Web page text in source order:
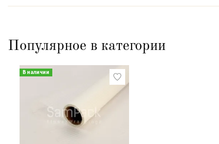
Популярное в категории
В наличии